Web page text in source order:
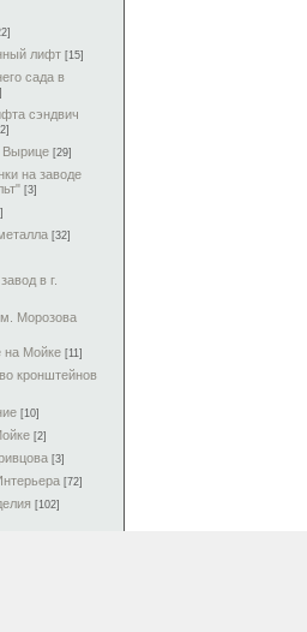
лифт [15]
сада в
сэндвич
Вырице [29]
на заводе
[3]
[32]
в г.
Морозова
на Мойке [11]
кронштейнов
[10]
[2]
[3]
[72]
[102]